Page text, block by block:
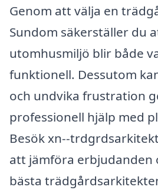
Genom att välja en
Sundom säkerställer du
utomhusmiljö blir både
funktionell. Dessutom
och undvika frustration
professionell hjälp med
Besök xn--
att jämföra erbjudanden
bästa